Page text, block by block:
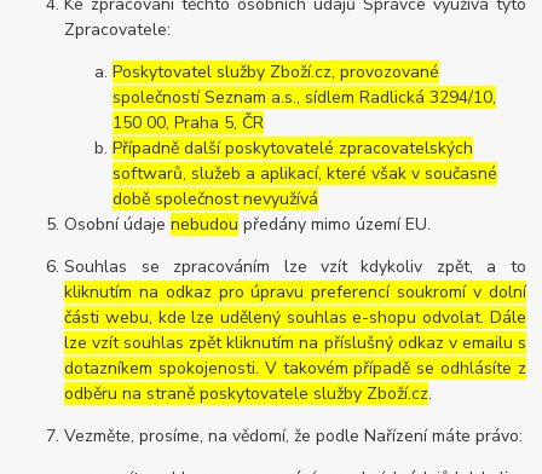
Zpracovatele:
Poskytovatel služby Zboží.cz, provozované
společností Seznam a.s., sídlem Radlická 3294/10,
150 00, Praha 5, ČR
Případně další poskytovatelé zpracovatelských
softwarů, služeb a aplikací, které však v současné
době společnost nevyužívá
Osobní údajenebudou předány mimo území EU.
Souhlas se zpracováním lze vzít kdykoliv zpět, a to
kliknutím na odkaz pro úpravu preferencí soukromí v dolní
části webu, kde lze udělený souhlas e-shopu odvolat. Dále
lze vzít souhlas zpět kliknutím na příslušný odkaz v emailu s
dotazníkem spokojenosti. V takovém případě se odhlásíte z
odběru na straně poskytovatele služby Zboží.cz.
Vezměte, prosíme, na vědomí, že podle Nařízení máte právo: